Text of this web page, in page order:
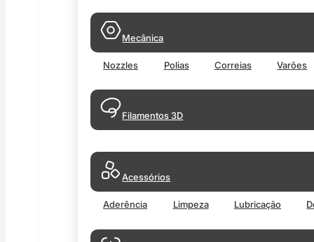
Mecânica
Nozzles Polias Correias Varões
Filamentos 3D
Acessórios
Aderência Limpeza Lubricação